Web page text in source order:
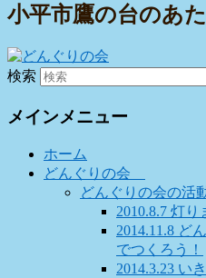
小平市鷹の台のあ
検索
メインメニュー
ホーム
どんぐりの会
どんぐりの会の活
2010.8.7 灯り
2014.11.8 ど
でつくろう！
2014.3.23 い